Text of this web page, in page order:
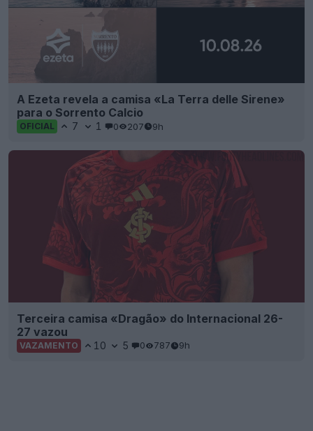
A Ezeta revela a camisa «La Terra delle Sirene»
para o Sorrento Calcio
OFICIAL 7 1 0 207 9h
Terceira camisa «Dragão» do Internacional 26-
27 vazou
VAZAMENTO 10 5 0 787 9h